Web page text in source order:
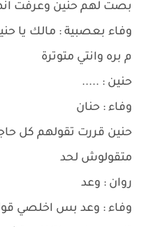
بصت لهم حنين وعرفت
وفاء بعصبية : مالك يا
م بره وانتي متوترة
حنين : .....
وفاء : حنان
حنين قررت تقولهم كل
متقولوش لحد
روان : وعد
وفاء : وعد بس اخلصي